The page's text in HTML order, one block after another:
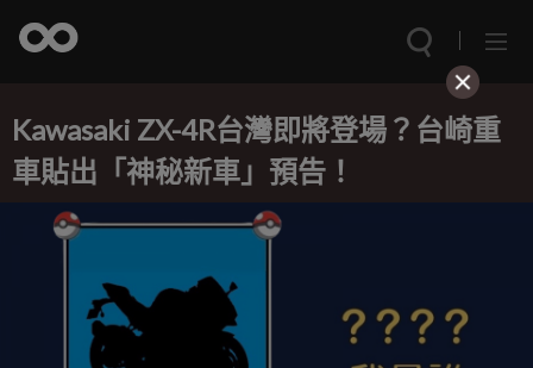
Kawasaki ZX-4R台灣即將登場？台崎重
車貼出「神秘新車」預告！